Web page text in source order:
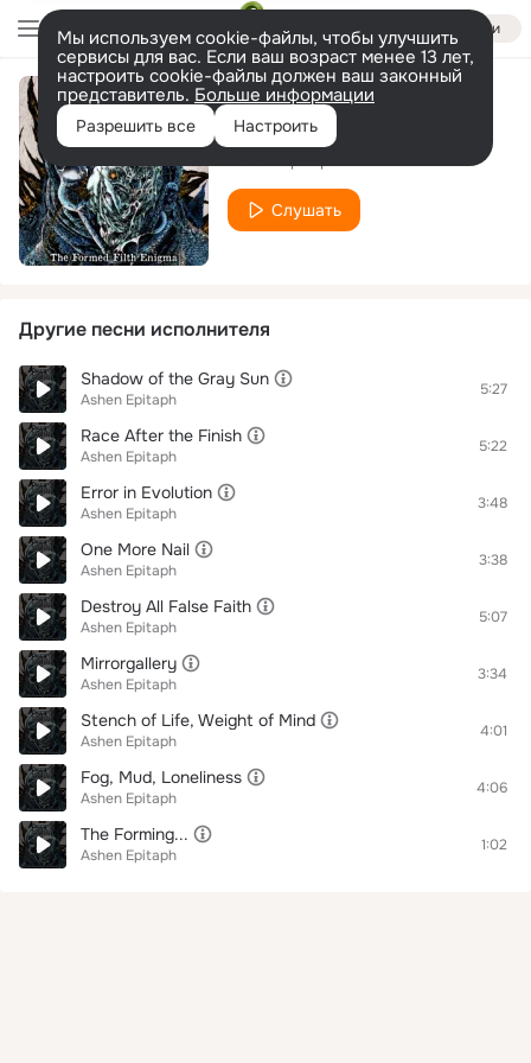
Войти
Мы используем cookie-файлы, чтобы улучшить
сервисы для вас. Если ваш возраст менее 13 лет,
настроить cookie-файлы должен ваш законный
представитель. Больше информации
Разрешить все Настроить
The Wounds
Слушать
Другие песни исполнителя
Shadow of the Gray Sun
Ashen Epitaph
5:27
Race After the Finish
Ashen Epitaph
5:22
Error in Evolution
Ashen Epitaph
3:48
One More Nail
Ashen Epitaph
3:38
Destroy All False Faith
Ashen Epitaph
5:07
Mirrorgallery
Ashen Epitaph
3:34
Stench of Life, Weight of Mind
Ashen Epitaph
4:01
Fog, Mud, Loneliness
Ashen Epitaph
4:06
The Forming...
Ashen Epitaph
1:02